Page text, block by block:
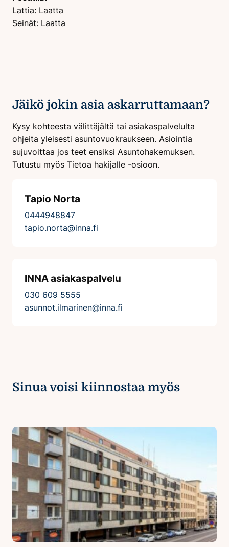
Lattia: Laatta
Seinät: Laatta
Jäikö jokin asia askarruttamaan?
Kysy kohteesta välittäjältä tai asiakaspalvelulta
ohjeita yleisesti asuntovuokraukseen. Asiointia
sujuvoittaa jos teet ensiksi Asuntohakemuksen.
Tutustu myös Tietoa hakijalle -osioon.
Tapio Norta
0444948847
tapio.norta@inna.fi
INNA asiakaspalvelu
030 609 5555
asunnot.ilmarinen@inna.fi
Sinua voisi kiinnostaa myös